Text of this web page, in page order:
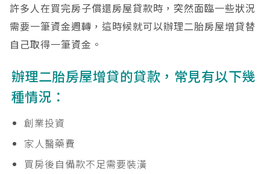
許多人在買完房子償還房屋貸款時，突然面臨一些狀況
需要一筆資金週轉，這時候就可以辦理二胎房屋增貸替
自己取得一筆資金。
辦理二胎房屋增貸的貸款，常見有以下幾
種情況：
創業投資
家人醫藥費
買房後自備款不足需要裝潢